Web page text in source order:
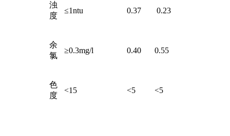
浊
度
≤1ntu 0.37 0.23
余
氯
≥0.3mg/l 0.40 0.55
色
度
<15 <5 <5